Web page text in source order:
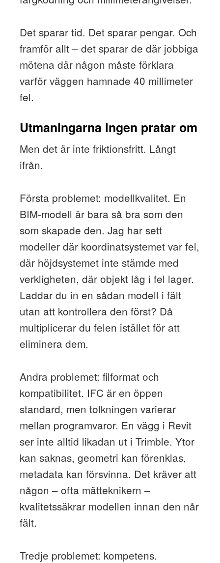
Det sparar tid. Det sparar pengar. Och
framför allt – det sparar de där jobbiga
mötena där någon måste förklara
varför väggen hamnade 40 millimeter
fel.
Utmaningarna ingen pratar om
Men det är inte friktionsfritt. Långt
ifrån.
Första problemet: modellkvalitet. En
BIM-modell är bara så bra som den
som skapade den. Jag har sett
modeller där koordinatsystemet var fel,
där höjdsystemet inte stämde med
verkligheten, där objekt låg i fel lager.
Laddar du in en sådan modell i fält
utan att kontrollera den först? Då
multiplicerar du felen istället för att
eliminera dem.
Andra problemet: filformat och
kompatibilitet. IFC är en öppen
standard, men tolkningen varierar
mellan programvaror. En vägg i Revit
ser inte alltid likadan ut i Trimble. Ytor
kan saknas, geometri kan förenklas,
metadata kan försvinna. Det kräver att
någon – ofta mätteknikern –
kvalitetssäkrar modellen innan den når
fält.
Tredje problemet: kompetens.